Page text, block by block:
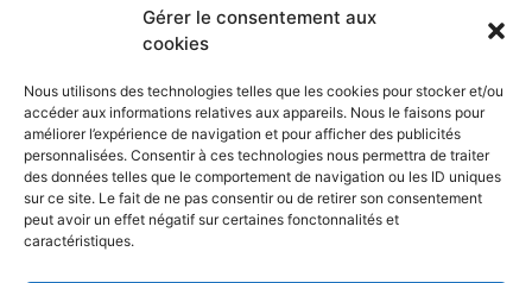
Gérer le consentement aux
cookies
Nous utilisons des technologies telles que les cookies pour stocker et/ou
accéder aux informations relatives aux appareils. Nous le faisons pour
améliorer l’expérience de navigation et pour afficher des publicités
personnalisées. Consentir à ces technologies nous permettra de traiter
des données telles que le comportement de navigation ou les ID uniques
sur ce site. Le fait de ne pas consentir ou de retirer son consentement
peut avoir un effet négatif sur certaines fonctonnalités et
caractéristiques.
🧊 1 à 4 mois
📅 sachets datés
Le cordon bleu congelése garde donc
plusieurs semaines sans difficulté, à